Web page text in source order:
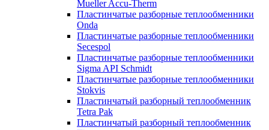
Mueller Accu-Therm
Пластинчатые разборные теплообменники
Onda
Пластинчатые разборные теплообменники
Secespol
Пластинчатые разборные теплообменники
Sigma API Schmidt
Пластинчатые разборные теплообменники
Stokvis
Пластинчатый разборный теплообменник
Tetra Pak
Пластинчатый разборный теплообменник